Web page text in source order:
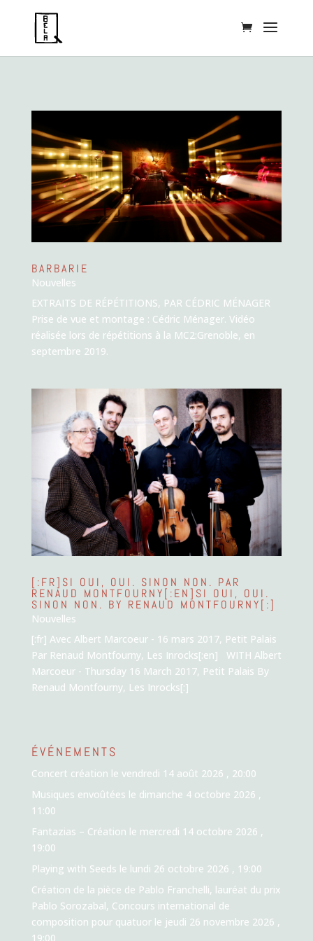
BARBARIE
Nouvelles
EXTRAITS DE RÉPÉTITIONS, PAR CÉDRIC MÉNAGER
Prise de vue et montage : Cédric Ménager. Vidéo
réalisée lors de répétitions à la MC2:Grenoble, en
septembre 2019.
[:FR]SI OUI, OUI. SINON NON. PAR
RENAUD MONTFOURNY[:EN]SI OUI, OUI.
SINON NON. BY RENAUD MONTFOURNY[:]
Nouvelles
[:fr] Avec Albert Marcoeur - 16 mars 2017, Petit Palais
Par Renaud Montfourny, Les Inrocks[:en] WITH Albert
Marcoeur - Thursday 16 March 2017, Petit Palais By
Renaud Montfourny, Les Inrocks[:]
ÉVÉNEMENTS
Concert création le vendredi 14 août 2026 , 20:00
Musiques envoûtées le dimanche 4 octobre 2026 ,
11:00
Fantazias – Création le mercredi 14 octobre 2026 ,
19:00
Playing with Seeds le lundi 26 octobre 2026 , 19:00
Création de la pièce de Pablo Franchelli, lauréat du prix
Pablo Sorozabal, Concours international de
composition pour quatuorle jeudi 26 novembre 2026 ,
19:00